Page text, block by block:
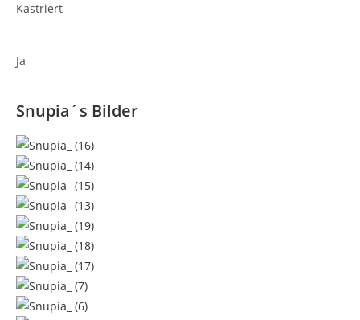
Kastriert
Ja
Snupia´s Bilder